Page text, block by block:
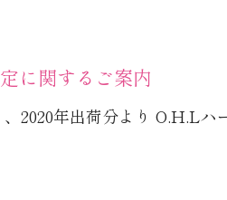
に関するご案内
2020年出荷分より O.H.Lハ